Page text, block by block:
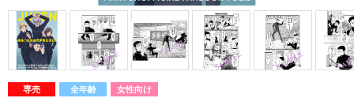
専売 全年齢 女性向け